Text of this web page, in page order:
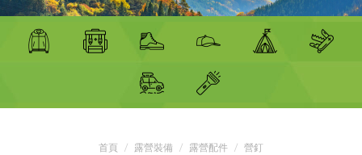
首頁 露營裝備 露營配件 營釘